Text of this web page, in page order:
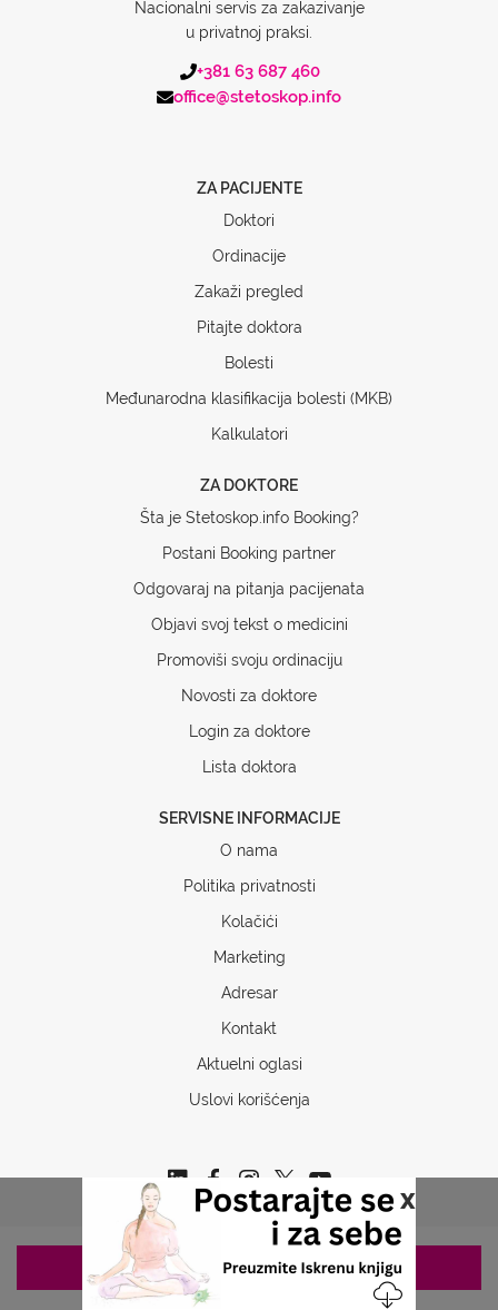
x
Nacionalni servis za zakazivanje
u privatnoj praksi.
+381 63 687 460
office@stetoskop.info
ZA PACIJENTE
Doktori
Ordinacije
Zakaži pregled
Pitajte doktora
Bolesti
Međunarodna klasifikacija bolesti (MKB)
Kalkulatori
ZA DOKTORE
Šta je Stetoskop.info Booking?
Postani Booking partner
Odgovaraj na pitanja pacijenata
Objavi svoj tekst o medicini
Promoviši svoju ordinaciju
Novosti za doktore
Login za doktore
Lista doktora
SERVISNE INFORMACIJE
O nama
Politika privatnosti
Kolačići
Marketing
Adresar
Kontakt
Aktuelni oglasi
Uslovi korišćenja
Copyrights © 2026 Sva prava www.stetoskop.info
ZAKAZIVANJE 063/687-460